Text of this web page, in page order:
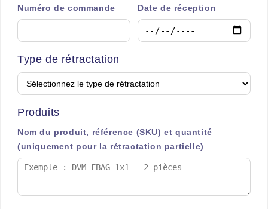
Numéro de commande Date de réception
Type de rétractation
Produits
Nom du produit, référence (SKU) et quantité
(uniquement pour la rétractation partielle)